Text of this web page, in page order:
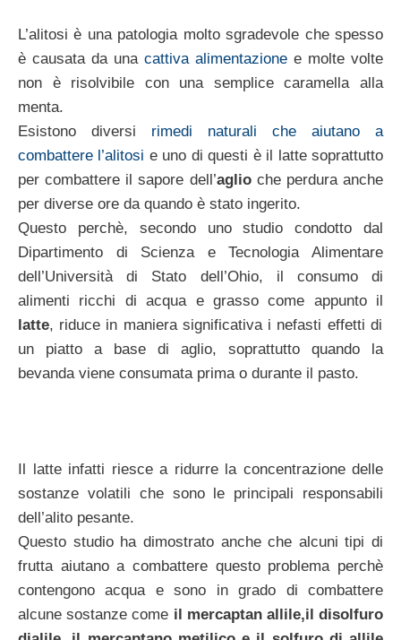
L’alitosi è una patologia molto sgradevole che spesso
è causata da una cattiva alimentazione e molte volte
non è risolvibile con una semplice caramella alla
menta.
Esistono diversi rimedi naturali che aiutano a
combattere l’alitosi e uno di questi è il latte soprattutto
per combattere il sapore dell’aglioche perdura anche
per diverse ore da quando è stato ingerito.
Questo perchè, secondo uno studio condotto dal
Dipartimento di Scienza e Tecnologia Alimentare
dell’Università di Stato dell’Ohio, il consumo di
alimenti ricchi di acqua e grasso come appunto il
latte, riduce in maniera significativa i nefasti effetti di
un piatto a base di aglio, soprattutto quando la
bevanda viene consumata prima o durante il pasto.
Il latte infatti riesce a ridurre la concentrazione delle
sostanze volatili che sono le principali responsabili
dell’alito pesante.
Questo studio ha dimostrato anche che alcuni tipi di
frutta aiutano a combattere questo problema perchè
contengono acqua e sono in grado di combattere
alcune sostanze come il mercaptan allile,il disolfuro